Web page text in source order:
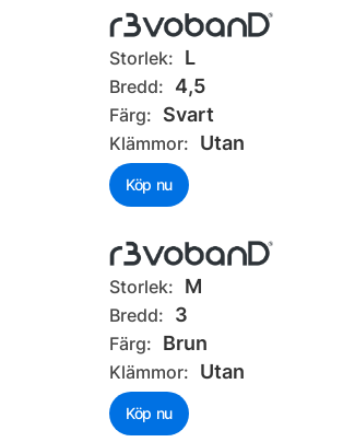
Storlek: L
Bredd: 4,5
Färg: Svart
Klämmor: Utan
Köp nu
Storlek: M
Bredd: 3
Färg: Brun
Klämmor: Utan
Köp nu